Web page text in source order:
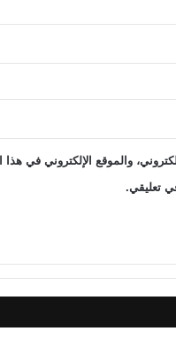
والموقع الإلكتروني في هذا
تعليقي.